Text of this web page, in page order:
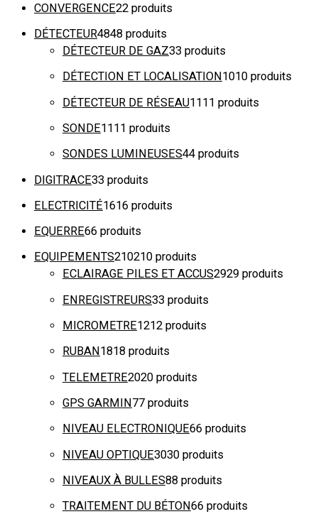
CONVERGENCE22 produits
DÉTECTEUR4848 produits
DÉTECTEUR DE GAZ33 produits
DÉTECTION ET LOCALISATION 1010 produits
DÉTECTEUR DE RÉSEAU1111 produits
SONDE1111 produits
SONDES LUMINEUSES44 produits
DIGITRACE33 produits
ELECTRICITÉ1616 produits
EQUERRE66 produits
EQUIPEMENTS210210 produits
ECLAIRAGE PILES ET ACCUS2929 produits
ENREGISTREURS33 produits
MICROMETRE1212 produits
RUBAN 1818 produits
TELEMETRE2020 produits
GPS GARMIN77 produits
NIVEAU ELECTRONIQUE66 produits
NIVEAU OPTIQUE3030 produits
NIVEAUX À BULLES88 produits
TRAITEMENT DU BÉTON66 produits